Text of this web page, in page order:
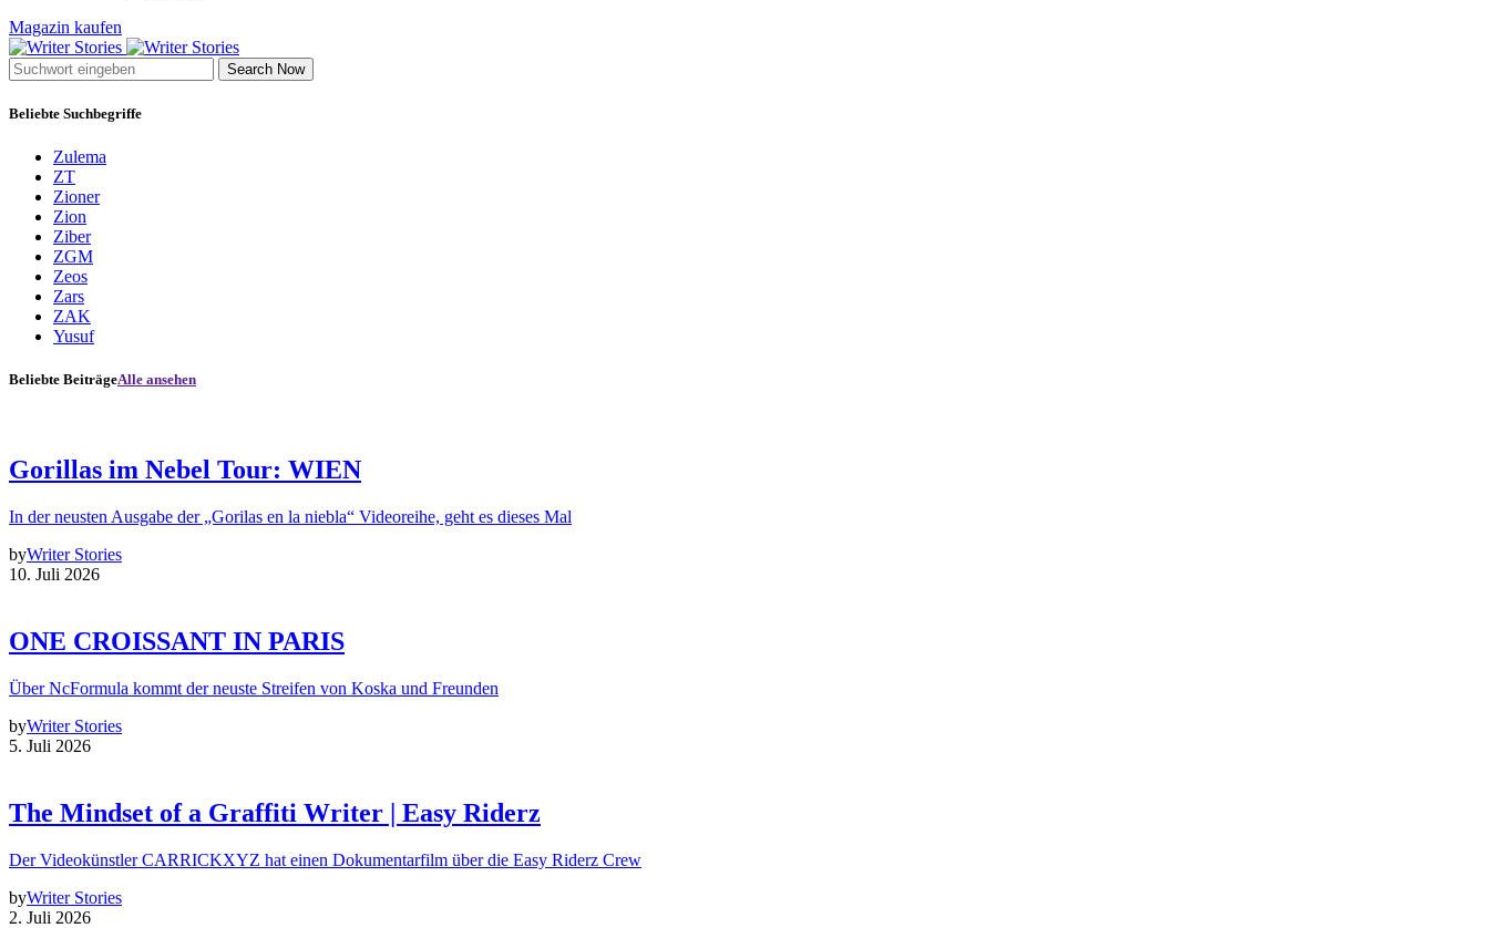
Magazin kaufen
Search Now
Beliebte Suchbegriffe
Zulema
ZT
Zioner
Zion
Ziber
ZGM
Zeos
Zars
ZAK
Yusuf
Beliebte BeiträgeAlle ansehen
Gorillas im Nebel Tour: WIEN
In der neusten Ausgabe der „Gorilas en la niebla“ Videoreihe, geht es dieses Mal
byWriter Stories
10. Juli 2026
ONE CROISSANT IN PARIS
Über NcFormula kommt der neuste Streifen von Koska und Freunden
byWriter Stories
5. Juli 2026
The Mindset of a Graffiti Writer | Easy Riderz
Der Videokünstler CARRICKXYZ hat einen Dokumentarfilm über die Easy Riderz Crew
byWriter Stories
2. Juli 2026